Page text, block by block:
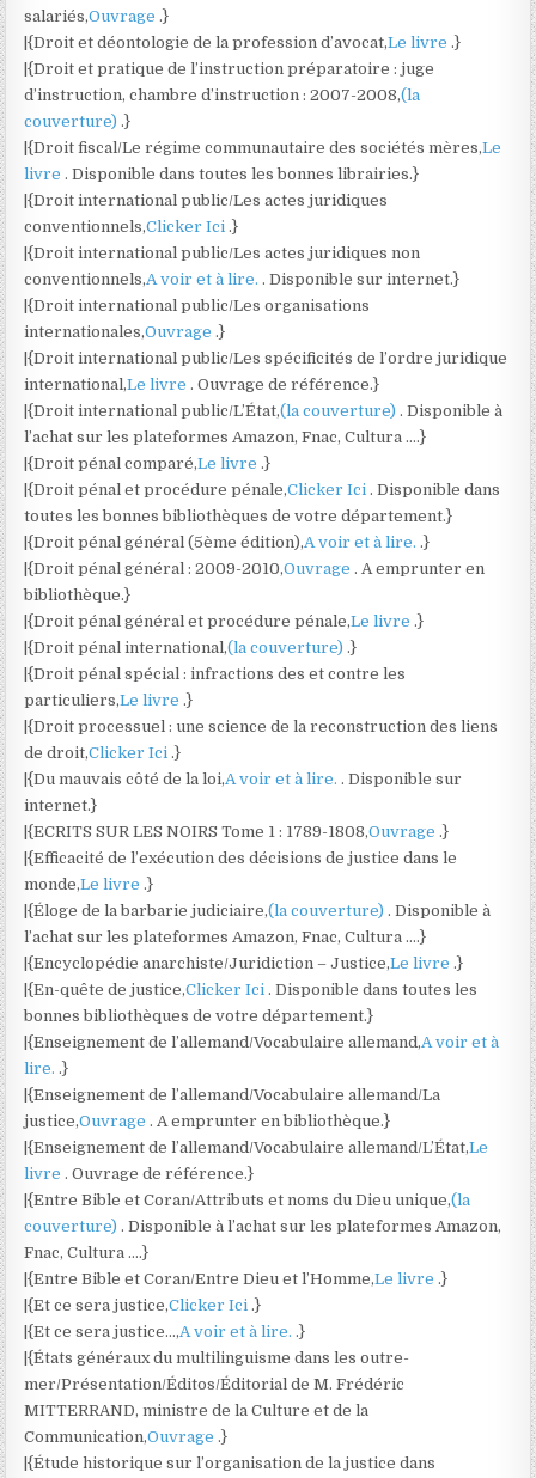
salariés,Ouvrage .}
|{Droit et déontologie de la profession d’avocat,Le livre .}
|{Droit et pratique de l’instruction préparatoire : juge
d’instruction, chambre d’instruction : 2007-2008,(la
couverture) .}
|{Droit fiscal/Le régime communautaire des sociétés mères,Le
livre . Disponible dans toutes les bonnes librairies.}
|{Droit international public/Les actes juridiques
conventionnels,Clicker Ici .}
|{Droit international public/Les actes juridiques non
conventionnels,A voir et à lire. . Disponible sur internet.}
|{Droit international public/Les organisations
internationales,Ouvrage .}
|{Droit international public/Les spécificités de l’ordre juridique
international,Le livre . Ouvrage de référence.}
|{Droit international public/L’État,(la couverture) . Disponible à
l’achat sur les plateformes Amazon, Fnac, Cultura ….}
|{Droit pénal comparé,Le livre .}
|{Droit pénal et procédure pénale,Clicker Ici . Disponible dans
toutes les bonnes bibliothèques de votre département.}
|{Droit pénal général (5ème édition),A voir et à lire. .}
|{Droit pénal général : 2009-2010,Ouvrage . A emprunter en
bibliothèque.}
|{Droit pénal général et procédure pénale,Le livre .}
|{Droit pénal international,(la couverture) .}
|{Droit pénal spécial : infractions des et contre les
particuliers,Le livre .}
|{Droit processuel : une science de la reconstruction des liens
de droit,Clicker Ici .}
|{Du mauvais côté de la loi,A voir et à lire. . Disponible sur
internet.}
|{ECRITS SUR LES NOIRS Tome 1 : 1789-1808,Ouvrage .}
|{Efficacité de l’exécution des décisions de justice dans le
monde,Le livre .}
|{Éloge de la barbarie judiciaire,(la couverture) . Disponible à
l’achat sur les plateformes Amazon, Fnac, Cultura ….}
|{Encyclopédie anarchiste/Juridiction – Justice,Le livre .}
|{En-quête de justice,Clicker Ici . Disponible dans toutes les
bonnes bibliothèques de votre département.}
|{Enseignement de l’allemand/Vocabulaire allemand,A voir et à
lire. .}
|{Enseignement de l’allemand/Vocabulaire allemand/La
justice,Ouvrage . A emprunter en bibliothèque.}
|{Enseignement de l’allemand/Vocabulaire allemand/L’État,Le
livre . Ouvrage de référence.}
|{Entre Bible et Coran/Attributs et noms du Dieu unique,(la
couverture) . Disponible à l’achat sur les plateformes Amazon,
Fnac, Cultura ….}
|{Entre Bible et Coran/Entre Dieu et l’Homme,Le livre .}
|{Et ce sera justice,Clicker Ici .}
|{Et ce sera justice…,A voir et à lire. .}
|{États généraux du multilinguisme dans les outre-
mer/Présentation/Éditos/Éditorial de M. Frédéric
MITTERRAND, ministre de la Culture et de la
Communication,Ouvrage .}
|{Étude historique sur l’organisation de la justice dans